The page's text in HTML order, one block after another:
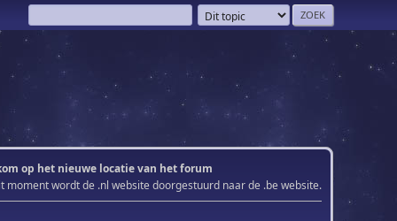
op het nieuwe locatie van het forum
moment wordt de .nl website doorgestuurd naar de .be website.